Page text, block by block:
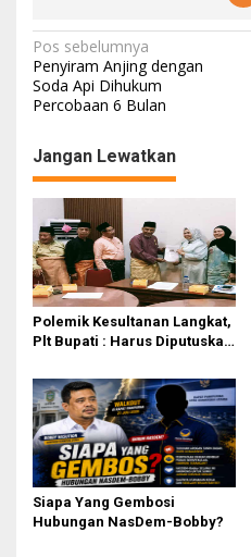
N
a
v
i
g
a
s
i
p
o
s
Pos sebelumnya
Penyiram Anjing dengan
Soda Api Dihukum
Percobaan 6 Bulan
Jangan Lewatkan
Polemik Kesultanan Langkat,
Plt Bupati : Harus Diputuskan
Dialog
Siapa Yang Gembosi
Hubungan NasDem-Bobby?